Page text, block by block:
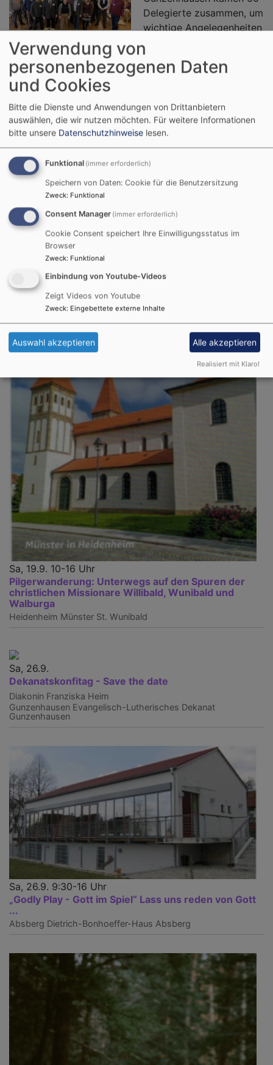
Delegierte zusammen, um
wichtige Angelegenheiten
Gunzenhausen zu besprechen.
Zwei große Themen beschäftigten die
Kirchenvorsteher/innen und die Hauptamtlichen: die
neuen Regionalgemeinden, die auf der Landessynode
angekündigt wurden und die im Laufe des Jahres 2026
genauer definiert werden sollen und die anstehende
Dekanatsfusion mit den Nachbardekanaten
Pappenheim und Weißenburg
greifen soll.
Dekanatstermine
Sa, 19.9. 10-16 Uhr
Pilgerwanderung: Unterwegs auf den Spuren der
christlichen Missionare Willibald, Wunibald und
Walburga
Heidenheim Münster St. Wunibald
Sa, 26.9.
Dekanatskonfitag - Save the date
Diakonin Franziska Heim
Gunzenhausen Evangelisch-Lutherisches Dekanat
Gunzenhausen
Sa, 26.9. 9:30-16 Uhr
„Godly Play - Gott im Spiel“ Lass uns reden von Gott
...
Absberg Dietrich-Bonhoeffer-Haus Absberg
Verwendung von
personenbezogenen Daten
und Cookies
Bitte die Dienste und Anwendungen von Drittanbietern
auswählen, die wir nutzen möchten. Für weitere Informationen
bitte unsere Datenschutzhinweise lesen.
Funktional (immer erforderlich)
Speichern von Daten: Cookie für die Benutzersitzung
Zweck: Funktional
Consent Manager (immer erforderlich)
Cookie Consent speichert Ihre Einwilligungsstatus im
Browser
Zweck: Funktional
Einbindung von Youtube-Videos
Zeigt Videos von Youtube
Zweck: Eingebettete externe Inhalte
Auswahl akzeptieren Alle akzeptieren
Realisiert mit Klaro!